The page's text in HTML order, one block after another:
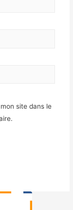
site dans le